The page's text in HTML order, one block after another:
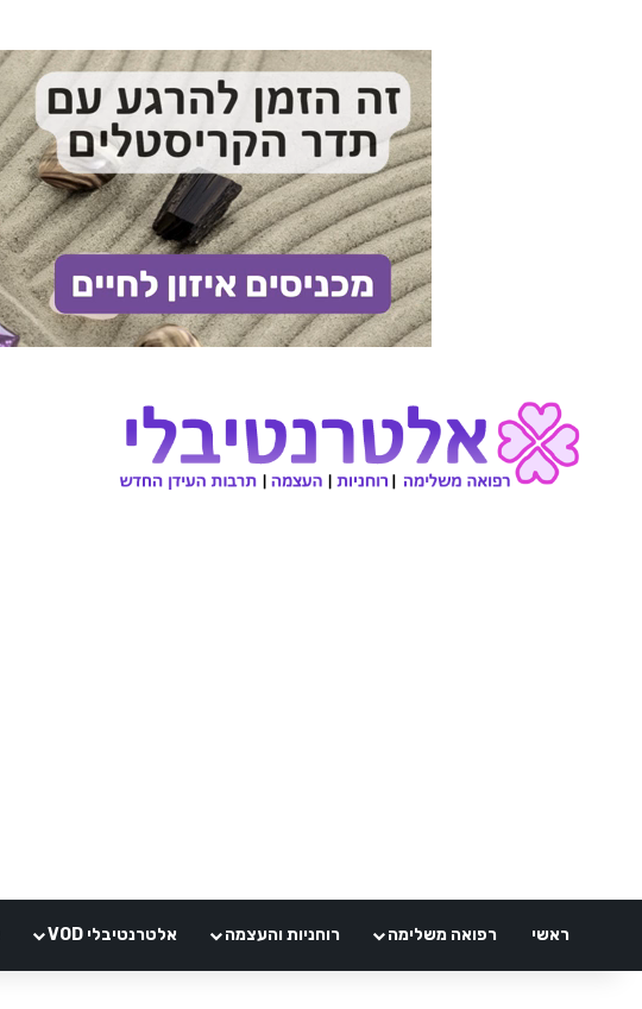
ראשי רפואה משלימה רוחניות והעצמה אלטרנטיבלי VOD